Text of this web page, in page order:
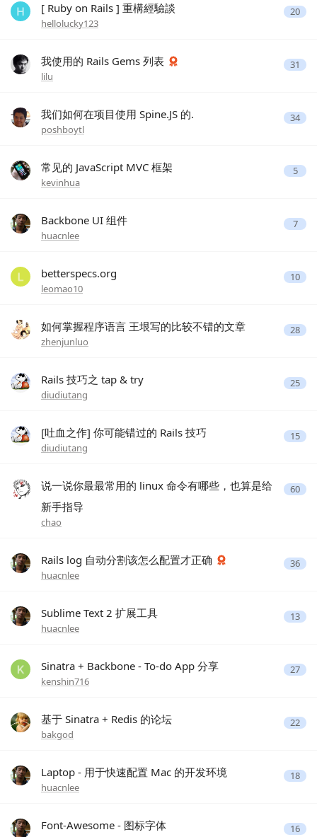
[ Ruby on Rails ] 重構經驗談
hellolucky123
20
我使用的 Rails Gems 列表
lilu
31
我们如何在项目使用 Spine.JS 的.
poshboytl
34
常见的 JavaScript MVC 框架
kevinhua
5
Backbone UI 组件
huacnlee
7
betterspecs.org
leomao10
10
如何掌握程序语言 王垠写的比较不错的文章
zhenjunluo
28
Rails 技巧之 tap & try
diudiutang
25
[吐血之作] 你可能错过的 Rails 技巧
diudiutang
15
说一说你最最常用的 linux 命令有哪些，也算是给
新手指导
chao
60
Rails log 自动分割该怎么配置才正确
huacnlee
36
Sublime Text 2 扩展工具
huacnlee
13
Sinatra + Backbone - To-do App 分享
kenshin716
27
基于 Sinatra + Redis 的论坛
bakgod
22
Laptop - 用于快速配置 Mac 的开发环境
huacnlee
18
Font-Awesome - 图标字体 16